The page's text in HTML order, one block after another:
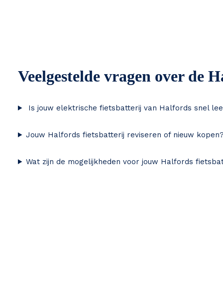
Veelgestelde vragen over de
Is jouw elektrische fietsbatterij van Halfords snel
Jouw Halfords fietsbatterij reviseren of nieuw
Wat zijn de mogelijkheden voor jouw Halfords